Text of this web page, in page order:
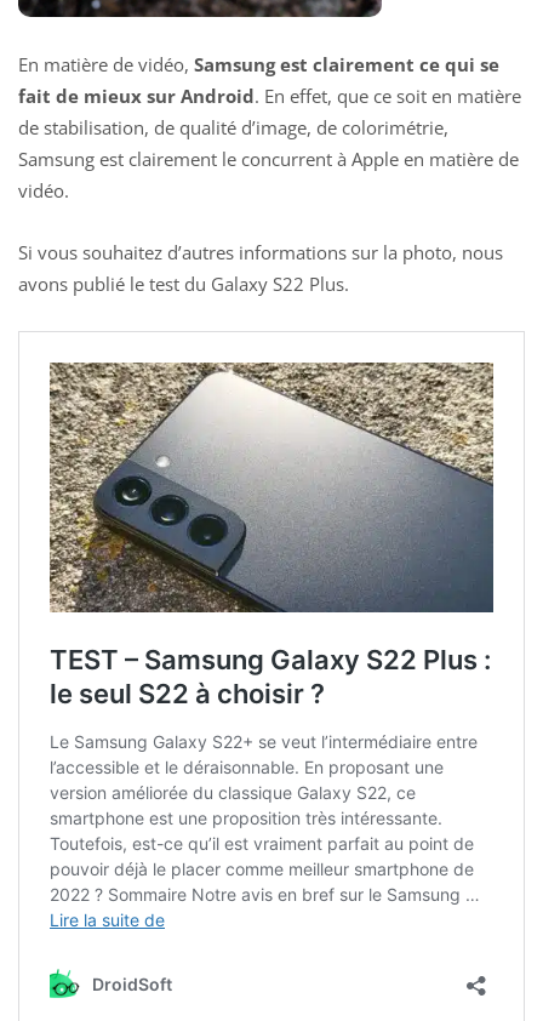
En matière de vidéo, Samsung est clairement ce qui se
fait de mieux sur Android. En effet, que ce soit en matière
de stabilisation, de qualité d’image, de colorimétrie,
Samsung est clairement le concurrent à Apple en matière de
vidéo.
Si vous souhaitez d’autres informations sur la photo, nous
avons publié le test du Galaxy S22 Plus.